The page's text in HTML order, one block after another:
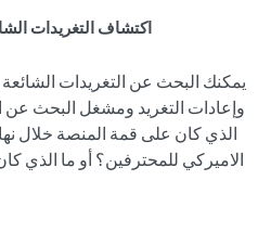
اكتشاف التغريدات
يمكنك البحث عن التغريدات الشائعة
وإعادات التغريد ومشغل البحث عن
الذي كان على قمة المنصة خلال
الاميركي للمحترفين؟ أو ما الذي